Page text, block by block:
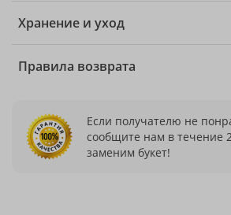
Хранение и уход
Правила возврата
Если получателю не
сообщите нам в течение
заменим букет!